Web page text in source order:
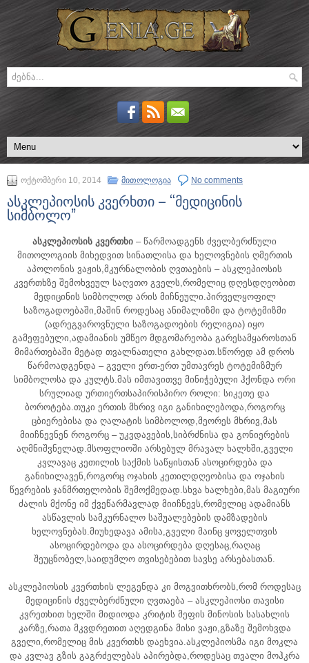
ოქტომბერი 10, 2014 მითოლოგია No comments
ასკლეპიოსის კვერხთი – “მედიცინის
სიმბოლო”
ასკლეპიოსის კვერთხი – წარმოადგენს ძველბერძნული
მითოლოგიის მიხედვით სინათლისა და ხელოვნების ღმერთის
აპოლონის ვაჟის,მკურნალობის ღვთაების – ასკლეპიოსის
კვერთხზე შემოხვეულ საღვთო გველს,რომელიც დღესდღეობით
მედიცინის სიმბოლოდ არის მიჩნეული.პირველყოფილ
საზოგადოებაში,მაშინ როდესაც ანიმალიზმი და ტოტემიზმი
(ადრეგვაროვნული საზოგადოების რელიგია) იყო
გამეფებული,ადამიანის უმწეო მდგომარეობა გარესამყაროსთან
მიმართებაში მეტად თვალნათელი გახლდათ.სწორედ ამ დროს
წარმოადგენდა – გველი ერთ-ერთ უმთავრეს ტოტემიზმურ
სიმბოლოსა და კულტს.მას იმთავითვე მინიჭებული ჰქონდა ორი
სრულიად ურთიერთსაპირისპირო როლი: სიკეთე და
ბოროტება.თუკი ერთის მხრივ იგი განიხილებოდა,როგორც
ცბიერებისა და ღალატის სიმბოლოდ,მეორეს მხრივ,მას
მიიჩნევნენ როგორც – უკვდავების,სიბრძნისა და გონიერების
აღმნიშვნელად.მსოფლიოში არსებულ მრავალ ხალხში,გველი
კვლავაც კეთილის საქმის საწყისთან ასოცირდება და
განიხილავენ,როგორც ოჯახის კეთილდღეობისა და ოჯახის
წევრების ჯანმრთელობის შემოქმედად.სხვა ხალხები,მას მაგიური
ძალის მქონე იმ ქვეწარმავლად მიიჩნევს,რომელიც ადამიანს
ასწავლის სამკურნალო საშუალებების დამზადების
ხელოვნებას.მიუხედავა ამისა,გველი მაინც ყოველთვის
ასოცირდებოდა და ასოცირდება დღესაც,რაღაც
შეუცნობელ,საიდუმლო თვისებებით სავსე არსებასთან.
ასკლეპიოსის კვერთხის ლეგენდა კი მოგვითხრობს,რომ როდესაც
მედიცინის ძველბერძნული ღვთაება – ასკლეპიოსი თავისი
კვრეთხით ხელში მიდიოდა კრიტის მეფის მინოსის სასახლის
კარზე,რათა მკვდრეთით აღედგინა მისი ვაჟი,გზაზე შემოხვდა
გველი,რომელიც მის კვერთხს დაეხვია.ასკლეპიოსმა იგი მოკლა
და კვლავ გზის გაგრძელებას აპირებდა,როდესაც თვალი მოჰკრა